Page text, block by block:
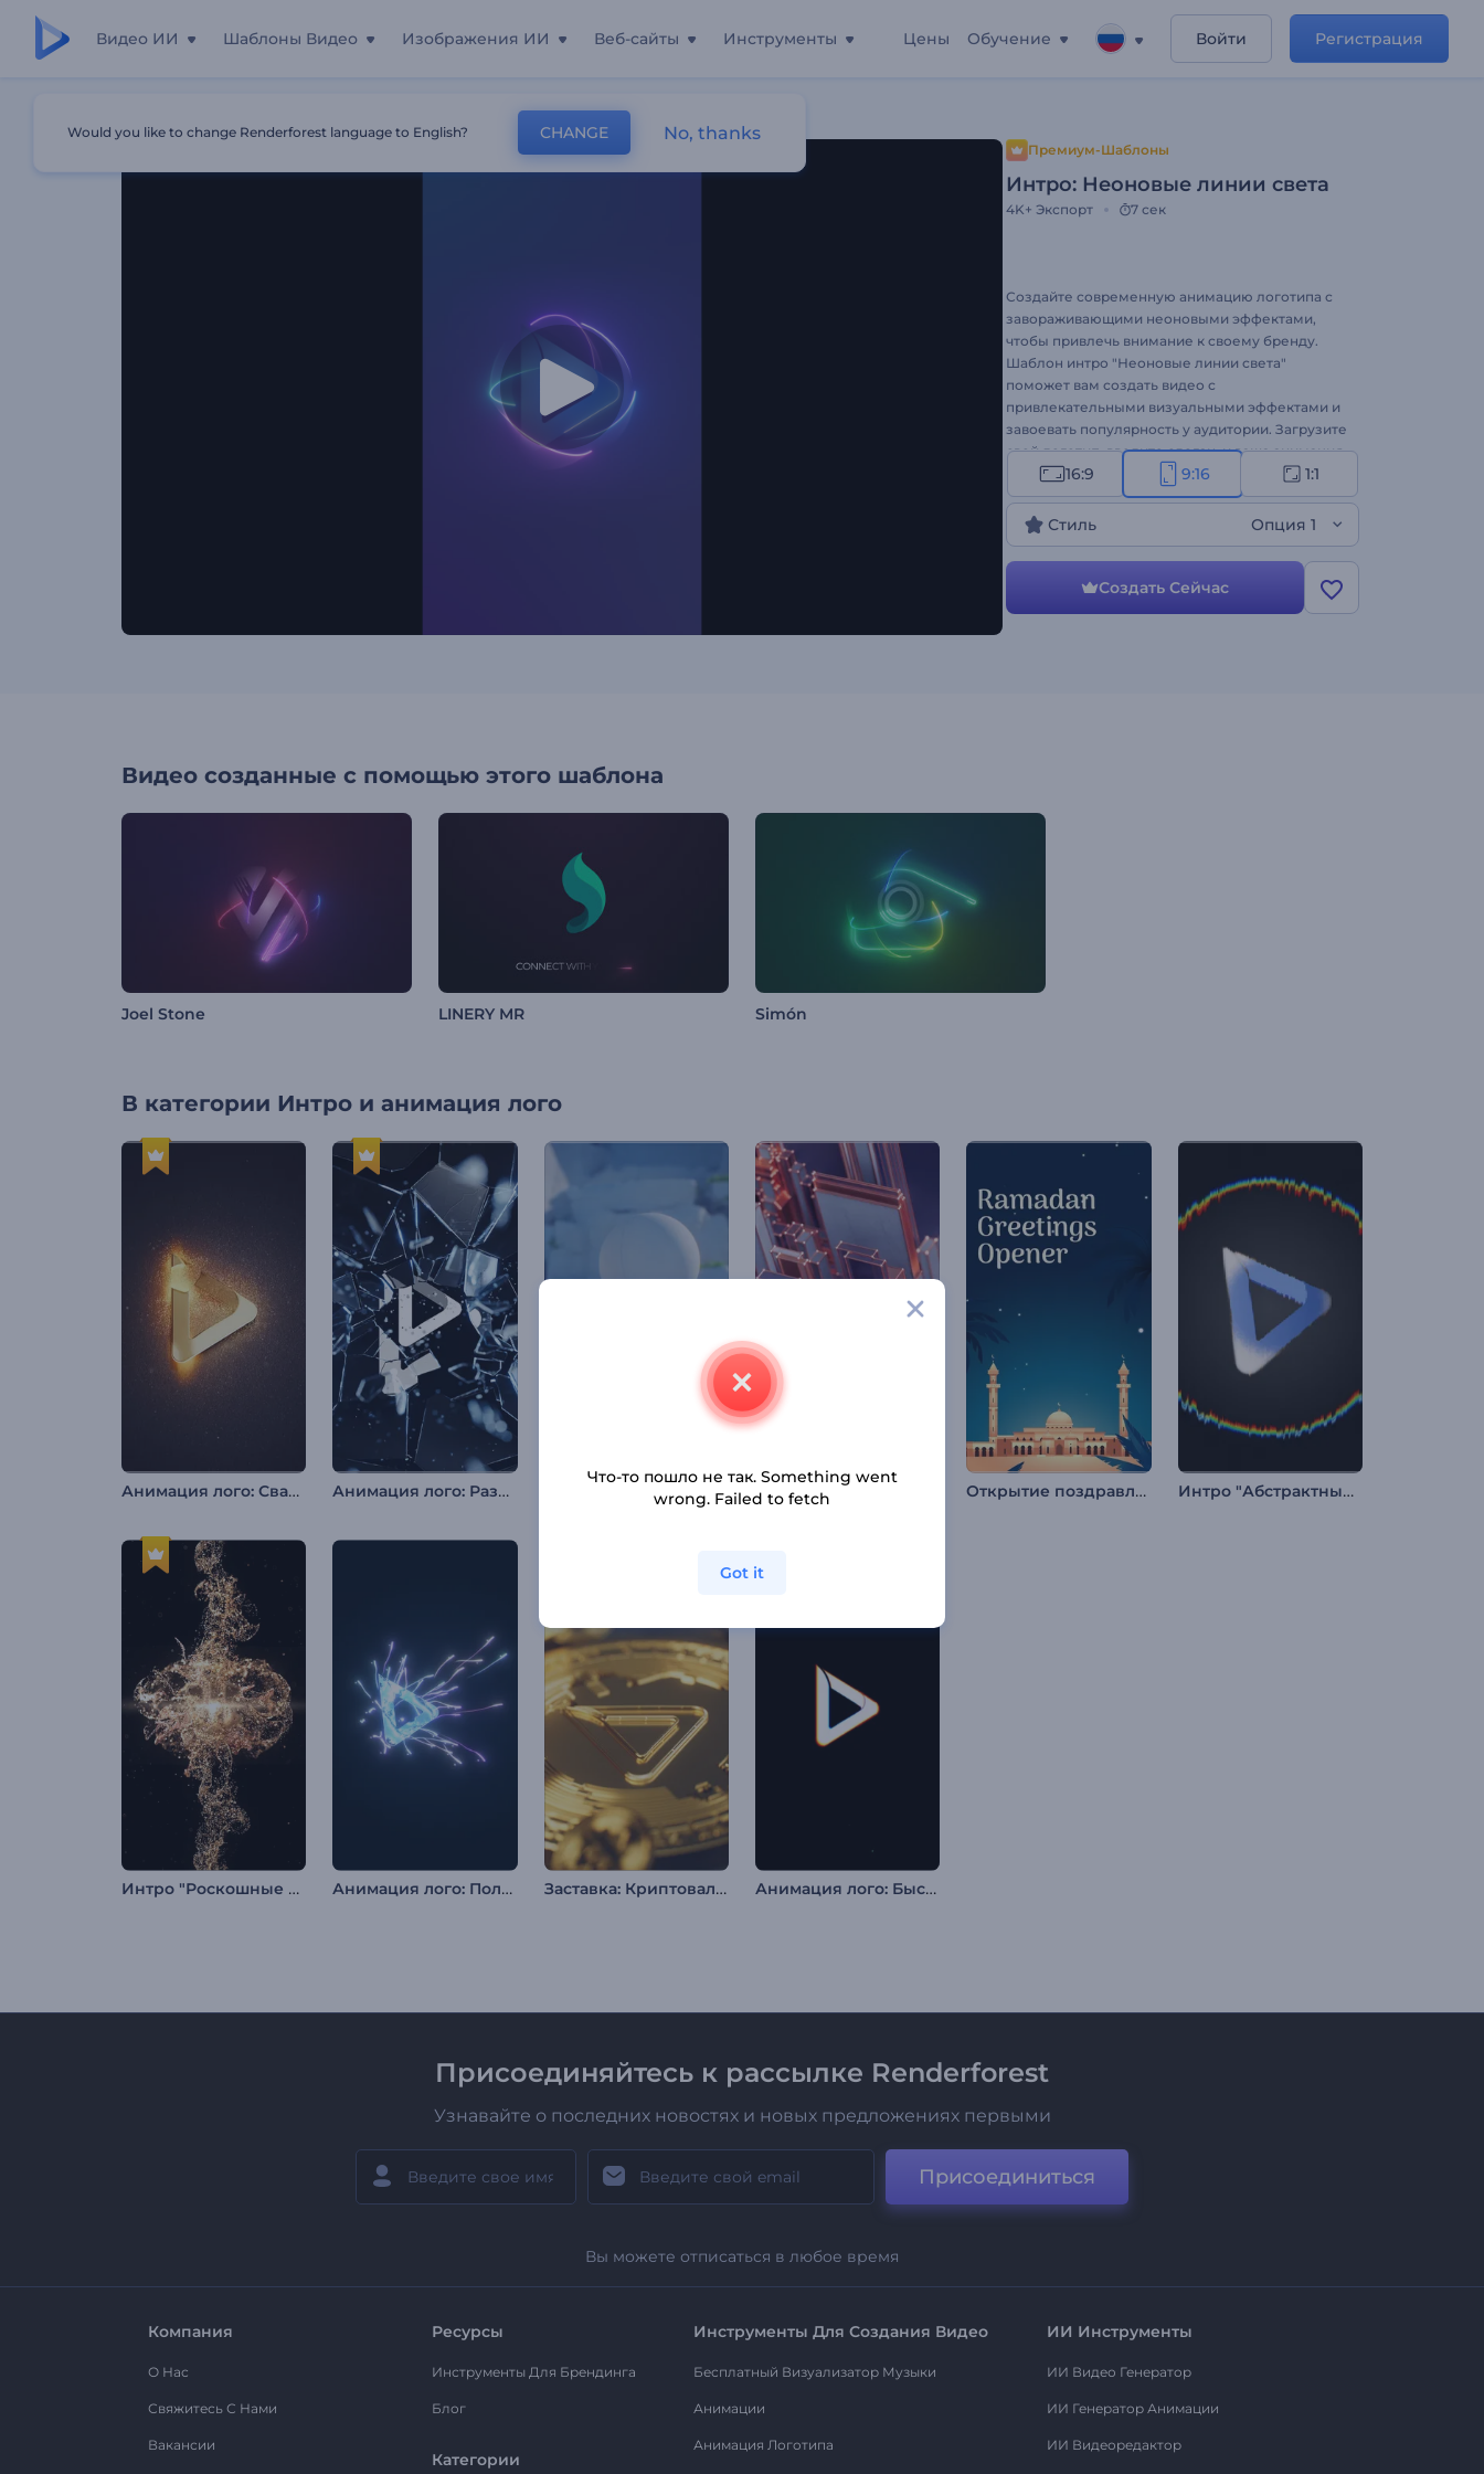
Видео ИИ Шаблоны Видео Изображения ИИ Веб-сайты Инструменты Цены Обучение Войти Регистрация
Премиум-Шаблоны
Интро: Неоновые линии света
4K+ Экспорт 7 сек
Создайте современную анимацию логотипа с
завораживающими неоновыми эффектами,
чтобы привлечь внимание к своему бренду.
Шаблон интро "Неоновые линии света"
поможет вам создать видео с
привлекательными визуальными эффектами и
завоевать популярность у аудитории. Загрузите
свой логотип, введите слоган, и ваша анимация
высокого качества с раскрытием логотипа и
неоновыми линиями в вихре будет готова.
Шаблон идеально подходит для оформления
промороликов технологических продуктов и
компаний, презентаций брендов и других
творческих проектов. Начните работу над интро
сегодня!
16:9 9:16 1:1
Стиль Опция 1
Создать Сейчас
Видео созданные с помощью этого шаблона
Joel Stone LINERY MR Simón
В категории Интро и анимация лого
Анимация лого: Сварка металла Анимация лого: Разбитое стекло Анимация лого: Невесомая сфера Открытие поздравлений с Рамаданом Интро "Абстрактные глитчи"
Интро "Роскошные золотые частицы" Анимация лого: Полосы света Заставка: Криптовалюта Анимация лого: Быстрый глитч
Присоединяйтесь к рассылке Renderforest
Узнавайте о последних новостях и новых предложениях первыми
Присоединиться
Вы можете отписаться в любое время
Компания
О Нас
Свяжитесь С Нами
Вакансии
Ресурсы
Инструменты Для Брендинга
Блог
Категории
Инструменты Для Создания Видео
Бесплатный Визуализатор Музыки
Анимации
Анимация Логотипа
ИИ Инструменты
ИИ Видео Генератор
ИИ Генератор Анимации
ИИ Видеоредактор
Would you like to change Renderforest language to English? CHANGE No, thanks
Что-то пошло не так. Something went
wrong. Failed to fetch
Got it